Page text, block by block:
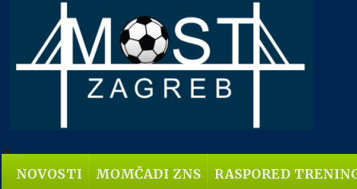
NOVOSTI MOMČADI ZNS RASPORED